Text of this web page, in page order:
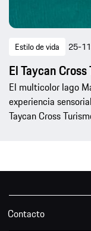
Estilo de vida 25-
El Taycan
El multicolor lago
experiencia
Taycan Cross
Contacto